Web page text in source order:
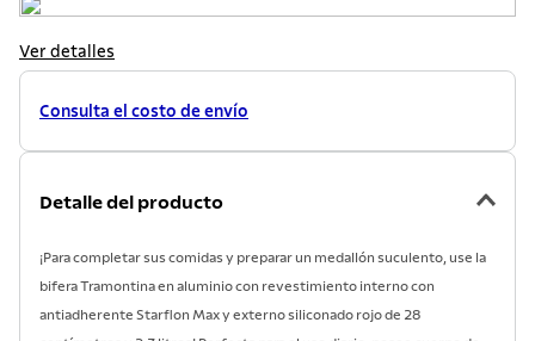
Ver detalles
Consulta el costo de envío
Detalle del producto
¡Para completar sus comidas y preparar un medallón suculento, use la
bifera Tramontina en aluminio con revestimiento interno con
antiadherente Starflon Max y externo siliconado rojo de 28
3.
cuchillos
4.
cubiertos
5
juego ollas
9.
grano
10. cuchillo